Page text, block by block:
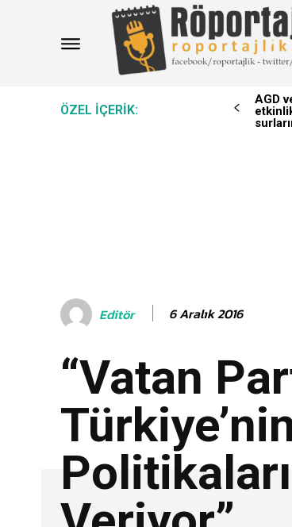
ÖZEL IÇERIK:
AGD
Editör 6 Aralık 2016
“Vatan